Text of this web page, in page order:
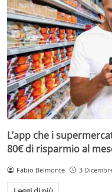
L’app che i
80€ di risparmio al
Fabio Belmonte 3